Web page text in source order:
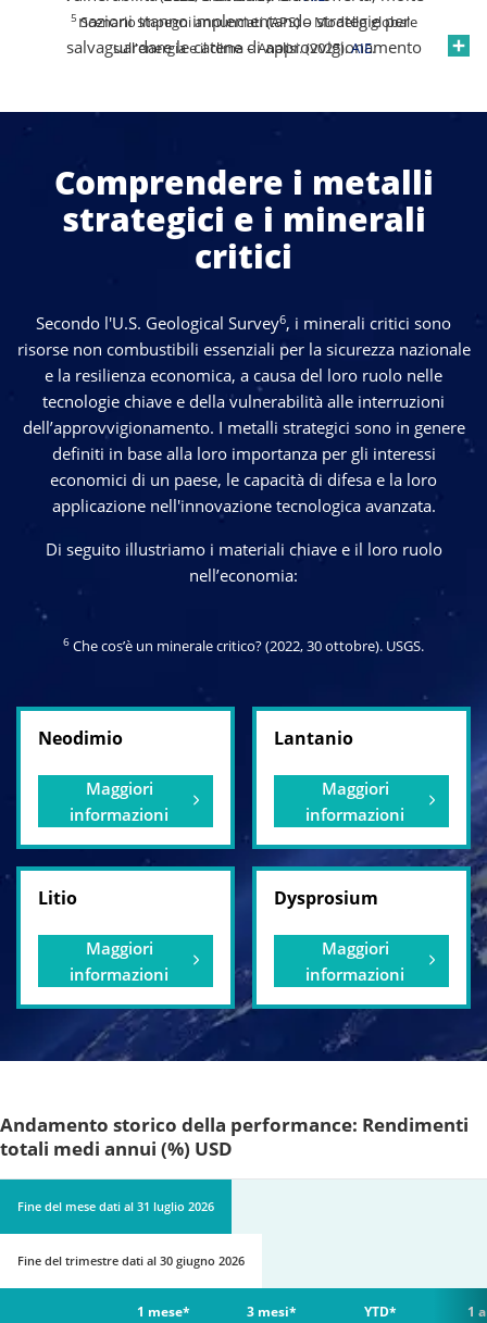
nazioni stanno implementando strategie per
salvaguardare le catene di approvvigionamento
tecnici e geopolitici, il che contribuisce a limitare
l’offerta. Sebbene geologicamente diffusi, gli elementi
delle terre rare sono difficili da estrarre in modo
efficiente a causa dei loro depositi a basso grado e della
la dipendenza da produttori limitati.
5 Scenario impegni annunciati (APS) – Modello globale
sull'energia e il clima – Analisi. (2025).AIE.
Comprendere i metalli
strategici e i minerali
critici
Secondo l'U.S. Geological Survey6, i minerali critici sono
risorse non combustibili essenziali per la sicurezza nazionale
e la resilienza economica, a causa del loro ruolo nelle
tecnologie chiave e della vulnerabilità alle interruzioni
dell’approvvigionamento. I metalli strategici sono in genere
definiti in base alla loro importanza per gli interessi
economici di un paese, le capacità di difesa e la loro
applicazione nell'innovazione tecnologica avanzata.
Di seguito illustriamo i materiali chiave e il loro ruolo
nell’economia:
6 Che cos’è un minerale critico? (2022, 30 ottobre). USGS.
Neodimio
Maggiori
informazioni
Lantanio
Maggiori
informazioni
Litio
Maggiori
informazioni
Dysprosium
Maggiori
informazioni
Andamento storico della performance: Rendimenti
totali medi annui (%) USD
Fine del mese dati al 31 luglio 2026
Fine del trimestre dati al 30 giugno 2026
1 mese* 3 mesi* YTD* 1